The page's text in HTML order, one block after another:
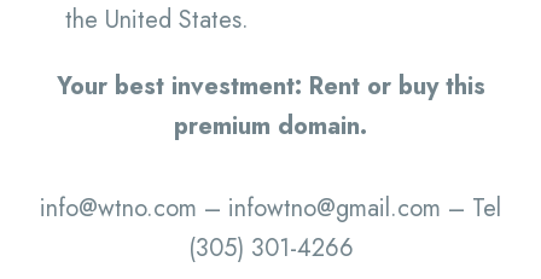
the United States.
Your best investment: Rent or buy this
premium domain.
info@wtno.com – infowtno@gmail.com – Tel
(305) 301-4266